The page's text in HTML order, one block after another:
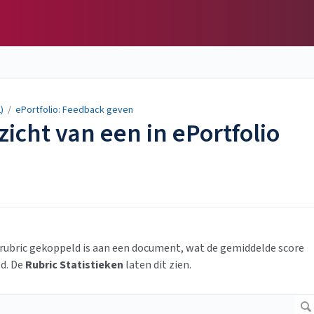
/ ePortfolio: Feedback geven
van een in ePortfolio
gekoppeld is aan een document, wat de gemiddelde score
De Rubric Statistieken laten dit zien.